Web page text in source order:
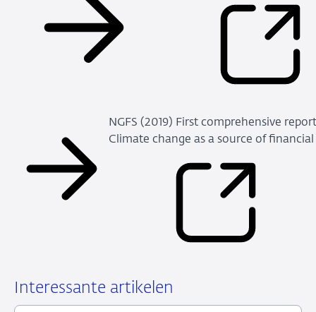
NGFS (2019) First comprehensive
Climate change as a source of financial
Interessante artikelen